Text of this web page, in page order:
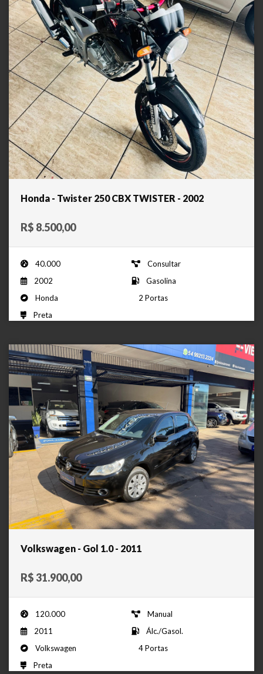
Honda - Twister 250 CBX TWISTER - 2002
R$ 8.500,00
40.000
Consultar
2002
Gasolina
Honda
2 Portas
Preta
Volkswagen - Gol 1.0 - 2011
R$ 31.900,00
120.000
Manual
2011
Álc./Gasol.
Volkswagen
4 Portas
Preta